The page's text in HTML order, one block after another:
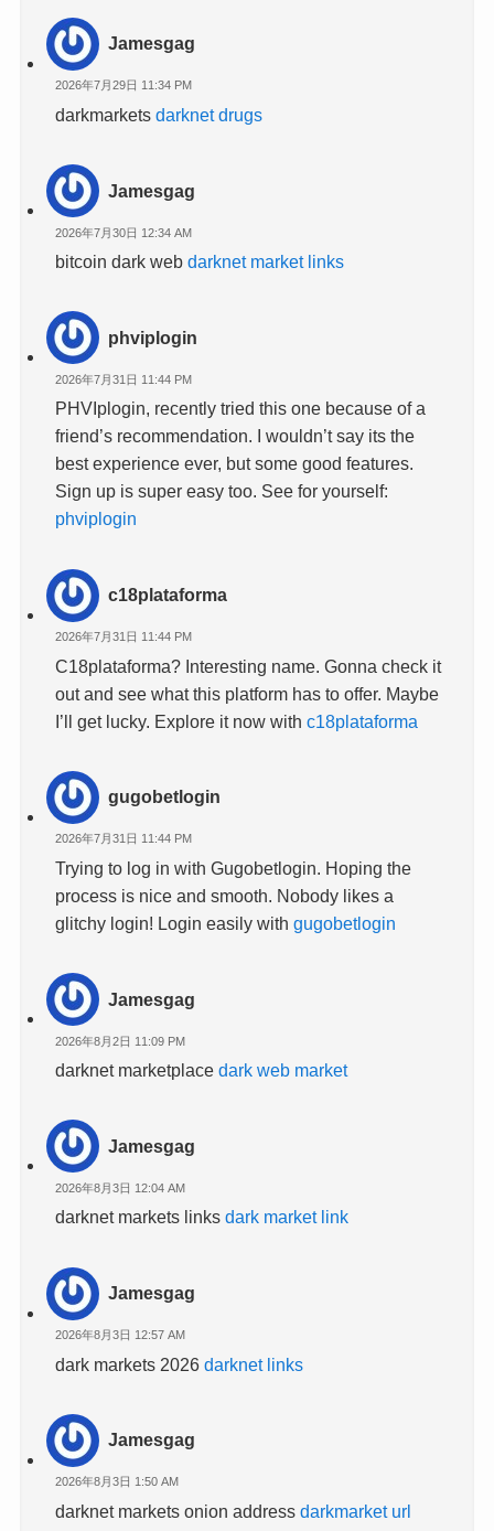
Jamesgag
2026年7月29日 11:34 PM
darkmarketsdarknet drugs
Jamesgag
2026年7月30日 12:34 AM
bitcoin dark webdarknet market links
phviplogin
2026年7月31日 11:44 PM
PHVIplogin, recently tried this one because of a
friend’s recommendation. I wouldn’t say its the
best experience ever, but some good features.
Sign up is super easy too. See for yourself:
phviplogin
c18plataforma
2026年7月31日 11:44 PM
C18plataforma? Interesting name. Gonna check it
out and see what this platform has to offer. Maybe
I’ll get lucky. Explore it now withc18plataforma
gugobetlogin
2026年7月31日 11:44 PM
Trying to log in with Gugobetlogin. Hoping the
process is nice and smooth. Nobody likes a
glitchy login! Login easily withgugobetlogin
Jamesgag
2026年8月2日 11:09 PM
darknet marketplacedark web market
Jamesgag
2026年8月3日 12:04 AM
darknet markets linksdark market link
Jamesgag
2026年8月3日 12:57 AM
dark markets 2026darknet links
Jamesgag
2026年8月3日 1:50 AM
darknet markets onion addressdarkmarket url